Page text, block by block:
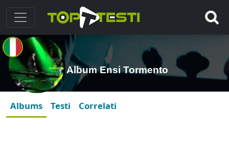
Album Ensi Tormento
Albums Testi Correlati